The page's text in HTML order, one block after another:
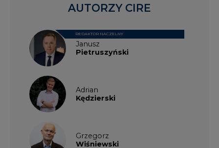
Janusz
Pietruszyński
REDAKTOR NACZELNY
Adrian
Kędzierski
Grzegorz
Wiśniewski
AUTORZY CIRE